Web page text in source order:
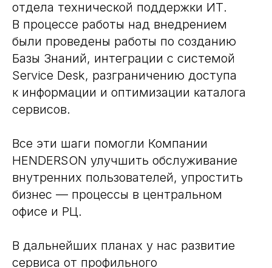
отдела технической поддержки ИТ.
В процессе работы над внедрением
были проведены работы по созданию
Базы Знаний, интеграции с системой
Service Desk, разграничению доступа
к информации и оптимизации каталога
сервисов.
Все эти шаги помогли Компании
HENDERSON улучшить обслуживание
внутренних пользователей, упростить
бизнес — процессы в центральном
офисе и РЦ.
В дальнейших планах у нас развитие
сервиса от профильного